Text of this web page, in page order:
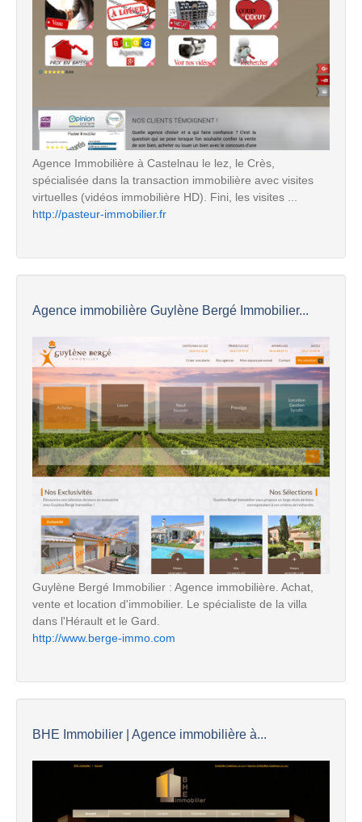
Agence Immobilière à Castelnau le lez, le Crès,
spécialisée dans la transaction immobilière avec visites
virtuelles (vidéos immobilière HD). Fini, les visites ...
http://pasteur-immobilier.fr
Agence immobilière Guylène Bergé Immobilier...
Guylène Bergé Immobilier : Agence immobilière. Achat,
vente et location d'immobilier. Le spécialiste de la villa
dans l'Hérault et le Gard.
http://www.berge-immo.com
BHE Immobilier | Agence immobilière à...